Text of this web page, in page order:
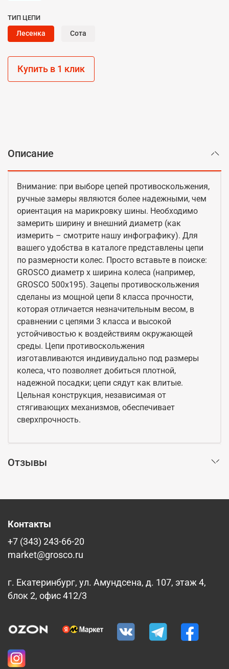
Купить в 1 клик
ТИП ЦЕПИ
Лесенка Сота
Описание
Внимание: при выборе цепей противоскольжения,
ручные замеры являются более надежными, чем
ориентация на марикровку шины. Необходимо
замерить ширину и внешний диаметр (как
измерить – смотрите нашу инфографику). Для
вашего удобства в каталоге представлены цепи
по размерности колес. Просто вставьте в поиске:
GROSCO диаметр x ширина колеса (например,
GROSCO 500x195). Зацепы противоскольжения
сделаны из мощной цепи 8 класса прочности,
которая отличается незначительным весом, в
сравнении с цепями 3 класса и высокой
устойчивостью к воздействиям окружающей
среды. Цепи противоскольжения
изготавливаются индивиудально под размеры
колеса, что позволяет добиться плотной,
надежной посадки; цепи сядут как влитые.
Цельная конструкция, независимая от
стягивающих механизмов, обеспечивает
сверхпрочность.
Отзывы
Контакты
+7 (343) 243-66-20
market@grosco.ru
г. Екатеринбург, ул. Амундсена, д. 107, этаж 4,
блок 2, офис 412/3